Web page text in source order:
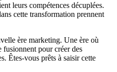
leurs compétences décuplées.
cette transformation prennent
ère marketing. Une ère où
pour créer des
Êtes-vous prêts à saisir cette